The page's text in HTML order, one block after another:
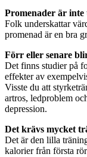
Promenader är inte
Folk underskattar
promenad är en bra
Förr eller senare
Det finns studier på
effekter av
Visste du att
artros, ledproblem
depression.
Det krävs mycket
Det är den lilla
kalorier från första